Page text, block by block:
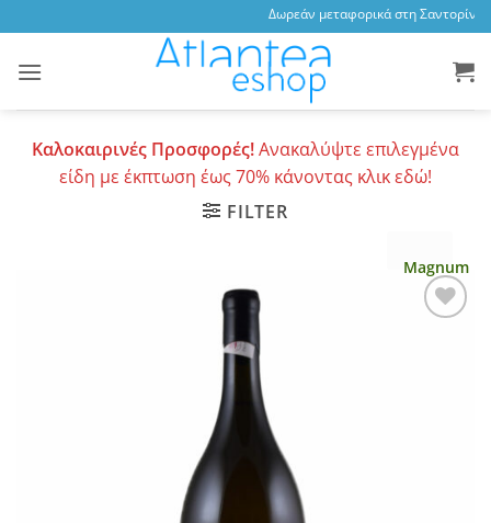
to
content
Δωρεάν μεταφορικά στη
Καλοκαιρινές Προσφορές!Ανακαλύψτε επιλεγμένα
είδη με έκπτωση έως 70% κάνοντας κλικ εδώ!
FILTER
Magnum